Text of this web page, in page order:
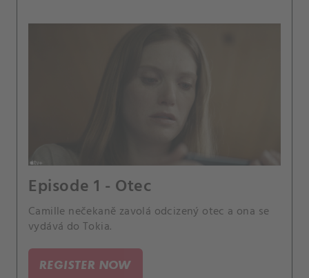
Episode 1 - Otec
Camille nečekaně zavolá odcizený otec a ona se
vydává do Tokia.
REGISTER NOW